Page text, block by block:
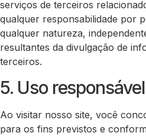
serviços de terceiros
qualquer responsabilidade por
qualquer natureza,
resultantes da divulgação de
terceiros.
5. Uso responsável
Ao visitar nosso site, você
para os fins previstos e